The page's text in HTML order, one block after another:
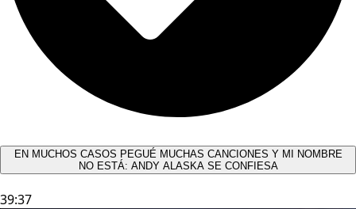
EN MUCHOS CASOS PEGUÉ MUCHAS CANCIONES Y MI NOMBRE
NO ESTÁ: ANDY ALASKA SE CONFIESA​
39:37